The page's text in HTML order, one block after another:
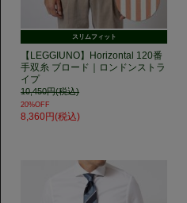
スリムフィット
【LEGGIUNO】Horizontal 120番
手双糸 ブロード｜ロンドンストラ
イプ
10,450円(税込)
20%OFF
8,360円(税込)